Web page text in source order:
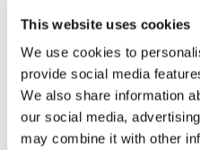
This website uses cookies
We use cookies to
provide social media
We also share information
our social media,
may combine it with other